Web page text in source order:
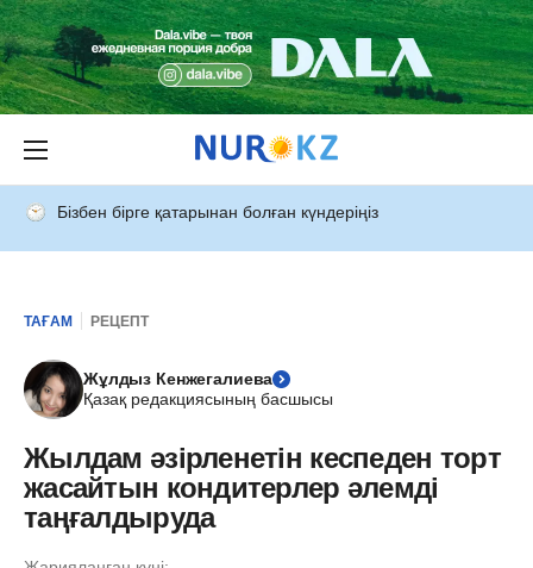
Бізбен бірге қатарынан болған күндеріңіз
ТАҒАМ РЕЦЕПТ
Жұлдыз Кенжегалиева
Қазақ редакциясының басшысы
Жылдам әзірленетін кеспеден торт
жасайтын кондитерлер әлемді
таңғалдыруда